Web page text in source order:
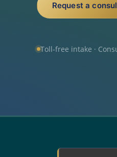
Request a
Toll-free intake ·